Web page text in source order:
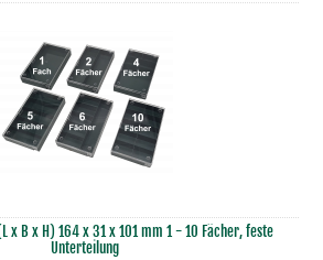
x B x H) 164 x 31 x 101 mm 1 - 10 Fächer, feste
Unterteilung